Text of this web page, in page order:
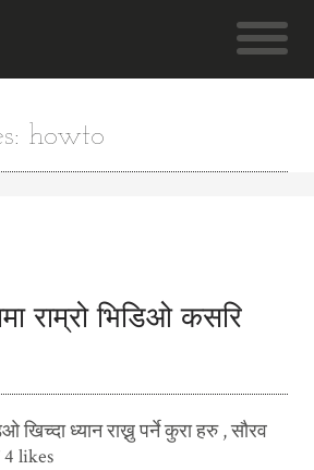
howto
राम्रो भिडिओ कसरि
खिच्दा ध्यान राख्नु पर्ने कुरा हरु , सौरव
4 likes